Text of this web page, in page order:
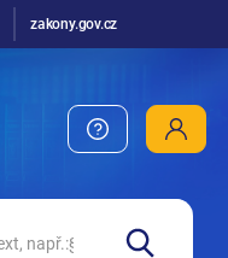
zakony.gov.cz